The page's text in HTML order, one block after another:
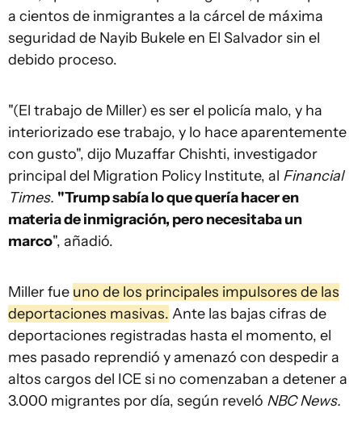
a cientos de inmigrantes a la cárcel de máxima
seguridad de Nayib Bukele en El Salvador sin el
debido proceso.
"(El trabajo de Miller) es ser el policía malo, y ha
interiorizado ese trabajo, y lo hace aparentemente
con gusto", dijo Muzaffar Chishti, investigador
principal del Migration Policy Institute, al Financial
Times. "Trump sabía lo que quería hacer en
materia de inmigración, pero necesitaba un
marco", añadió.
Miller fue uno de los principales impulsores de las
deportaciones masivas. Ante las bajas cifras de
deportaciones registradas hasta el momento, el
mes pasado reprendió y amenazó con despedir a
altos cargos del ICE si no comenzaban a detener a
3.000 migrantes por día, según reveló NBC News.